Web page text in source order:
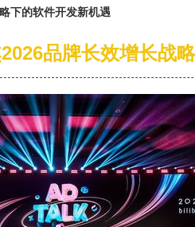
下的软件开发新机遇
品牌长效增长战